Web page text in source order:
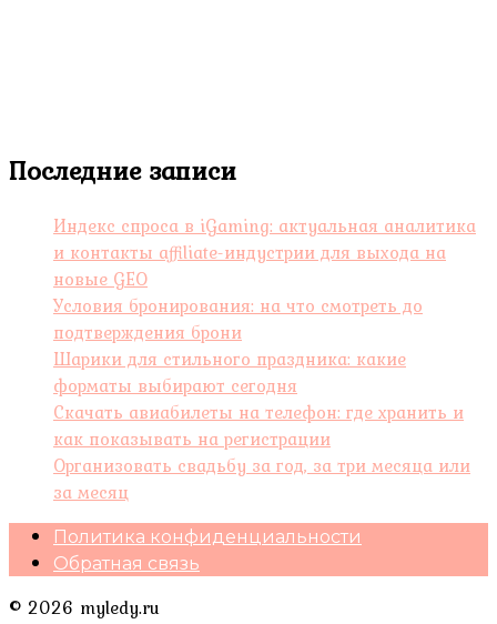
Последние записи
Индекс спроса в iGaming: актуальная аналитика
и контакты affiliate-индустрии для выхода на
новые GEO
Условия бронирования: на что смотреть до
подтверждения брони
Шарики для стильного праздника: какие
форматы выбирают сегодня
Скачать авиабилеты на телефон: где хранить и
как показывать на регистрации
Организовать свадьбу за год, за три месяца или
за месяц
Политика конфиденциальности
Обратная связь
© 2026 myledy.ru